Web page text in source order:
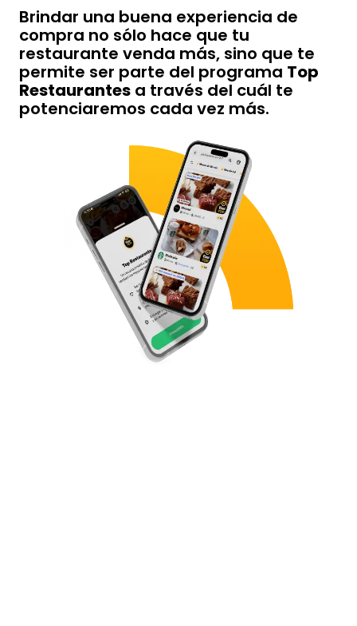
Brindar una buena experiencia de
compra no sólo hace que tu
restaurante venda más, sino que te
permite ser parte del programa Top
Restaurantes a través del cuál te
potenciaremos cada vez más.